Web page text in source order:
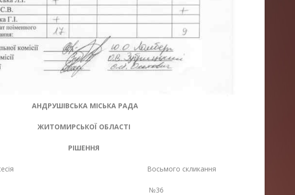
АНДРУШІВСЬКА МІСЬКА РАДА
ЖИТОМИРСЬКОЇ ОБЛАСТІ
РІШЕННЯ
сесія Восьмого скликання
№36